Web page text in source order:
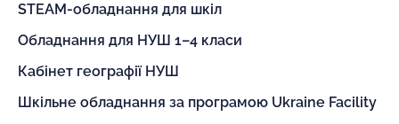
STEAM-обладнання для шкіл
Обладнання для НУШ 1–4 класи
Кабінет географії НУШ
Шкільне обладнання за програмою Ukraine Facility